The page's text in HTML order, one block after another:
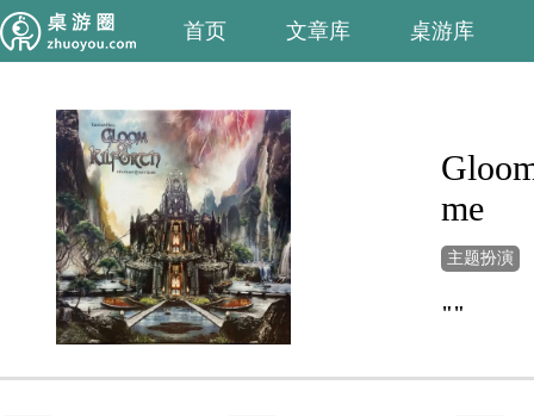
首页 文章库 桌游库
me
主题扮演
""